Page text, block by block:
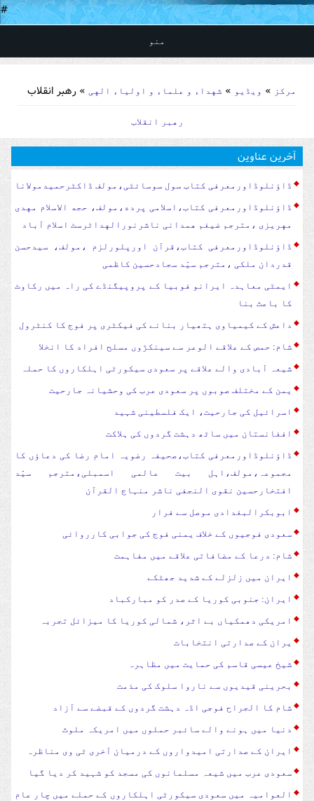
#
منو
مرکز » ویڈیو » شهداء و علماء و اولیاء الهی » رهبر انقلاب
رهبر انقلاب
آخرین عناوین
ڈاؤنلوڈاورمعرفی کتاب سول سوسا‏‏ئٹی،مولف ڈاکٹرحمیدمولانا
ڈاؤنلوڈاورمعرفی کتاب،اسلامی پرده،مولف، حجه الاسلام مهدی
مهریزی ،مترجم ضیغم همدانی ناشرنورالهداٹرسٹ اسلام آباد
ڈاؤنلوڈاورمعرفی کتاب،قرآن اورپلورلزم ،مولف، سیدحسن
قدردان ملکی ،مترجم سیّد سجادحسین کاظمی
ایمٹی معاہدہ ایرانو فوبیا کے پروپیگنڈے کی راہ میں رکاوٹ
کا باعث بنا
داعش کے کیمیاوی ہتھیار بنانے کی فیکٹری پر فوج کا کنٹرول
شام: حمص کے علاقے الوعر سے سینکڑوں مسلح افراد کا انخلا
شیعہ آبادی والے علاقے پر سعودی سیکورٹی اہلکاروں کا حملہ
یمن کے مختلف صوبوں پر سعودی عرب کی وحشیانہ جارحیت
اسرائیل کی جارحیت، ایک فلسطینی شہید
افغانستان میں ساٹھ دہشت گردوں کی ہلاکت
ڈاؤنلوڈاورمعرفی کتاب،صحیفہ رضویہ امام رضا کی دعاؤں کا
مجموعہ،مولف،اہل بیت عالمی اسمبلی،مترجم سیّد
افتخارحسین نقوی النجفی ناشر منہاج القرآن
ابوبکرالبغدادی موصل سے فرار
سعودی فوجیوں کے خلاف یمنی فوج کی جوابی کارروائی
شام: درعا کے مضافاتی علاقے میں مفاہمت
ایران میں زلزلے کے شدید جھٹکے
ایران: جنوبی کوریا کے صدر کو مبارکباد
امریکی دھمکیاں بے اثر، شمالی کوریا کا میزائل تجربہ
یران کے صدارتی انتخابات
شیخ عیسی قاسم کی حمایت میں مظاہرہ
بحرینی قیدیوں سے ناروا سلوک کی مذمت
شام کا الجراح فوجی اڈہ دہشت گردوں کے قبضے سے آزاد
دنیا میں ہونے والے سائبر حملوں میں امریکہ ملوث
ایران کے صدارتی امیدواروں کے درمیان آخری ٹی وی مناظرہ
سعودی عرب میں شیعہ مسلمانوں کی مسجد کو شہید کر دیا گیا
العوامیہ میں سعودی سیکورٹی اہلکاروں کے حملے میں چار عام